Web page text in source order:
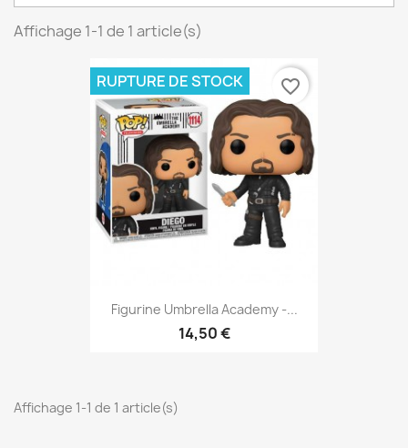
Affichage 1-1 de 1 article(s)
Figurine Umbrella Academy -...
14,50 €
RUPTURE DE STOCK favorite_border
Affichage 1-1 de 1 article(s)